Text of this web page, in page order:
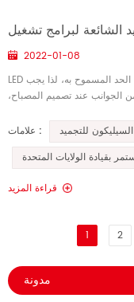
2022-01-08
LED مصدر إضاءة بارد، ولا تتجاوز درجة حرارة وصلة العمل الحد المسموح به، لذا يجب
الجوانب عند تصميم المصباح،
علامات :
للتجميد
بقيادة الولايات المتحدة
قراءة المزيد
1 2
مدونة